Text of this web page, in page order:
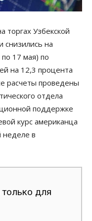
торгах Узбекской
снизились на
17 мая) по
на 12,3 процента
расчеты проведены
отдела
поддержке
курс американца
неделе в
для